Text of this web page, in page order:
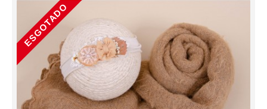
ESGOTADO